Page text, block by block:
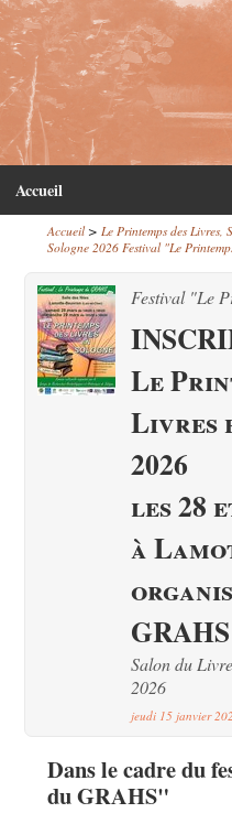
Accueil
Accueil> Le Printemps des Livres,
Sologne 2026 Festival "Le
Festival "Le
Le
Livres
2026
les 28
à
GRAHS
Salon du
2026
jeudi 15 janvier
Dans le cadre du
du GRAHS"